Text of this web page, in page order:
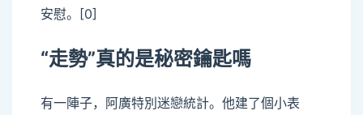
安慰。[0]
“走勢”真的是秘密鑰匙嗎
有一陣子，阿廣特別迷戀統計。他建了個小表